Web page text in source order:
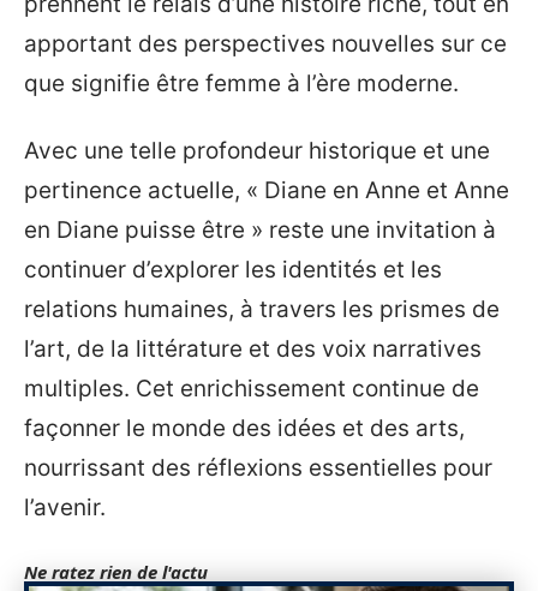
apportant des perspectives nouvelles sur ce
que signifie être femme à l’ère moderne.
Avec une telle profondeur historique et une
pertinence actuelle, « Diane en Anne et Anne
en Diane puisse être » reste une invitation à
continuer d’explorer les identités et les
relations humaines, à travers les prismes de
l’art, de la littérature et des voix narratives
multiples. Cet enrichissement continue de
façonner le monde des idées et des arts,
nourrissant des réflexions essentielles pour
l’avenir.
Ne ratez rien de l'actu